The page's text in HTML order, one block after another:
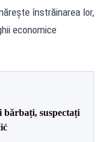
înstrăinarea lor,
economice
suspectați